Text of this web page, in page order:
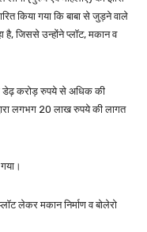
किया गया कि बाबा से जुड़ने वाले
है, जिससे उन्होंने प्लॉट, मकान व
डेढ़ करोड़ रुपये से अधिक की
लगभग 20 लाख रुपये की लागत
लेकर मकान निर्माण व बोलेरो